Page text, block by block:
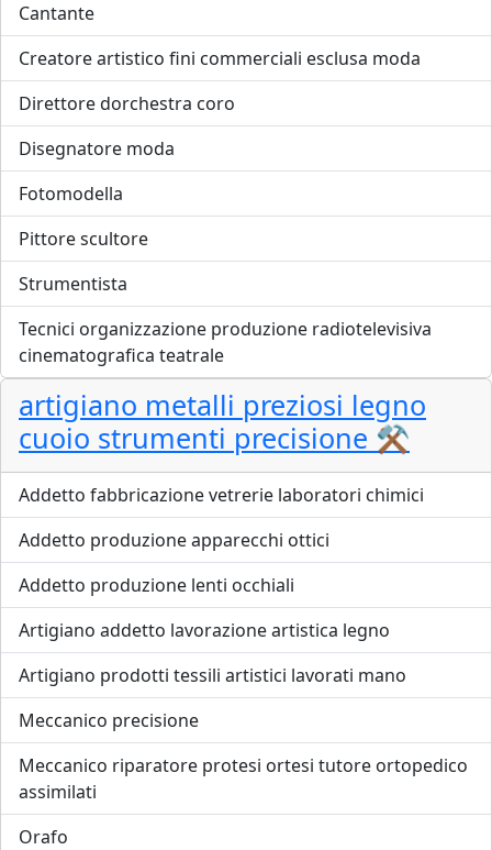
Cantante
Creatore artistico fini commerciali esclusa moda
Direttore dorchestra coro
Disegnatore moda
Fotomodella
Pittore scultore
Strumentista
Tecnici organizzazione produzione radiotelevisiva
cinematografica teatrale
artigiano metalli preziosi legno
cuoio strumenti precisione ⚒️
Addetto fabbricazione vetrerie laboratori chimici
Addetto produzione apparecchi ottici
Addetto produzione lenti occhiali
Artigiano addetto lavorazione artistica legno
Artigiano prodotti tessili artistici lavorati mano
Meccanico precisione
Meccanico riparatore protesi ortesi tutore ortopedico
assimilati
Orafo